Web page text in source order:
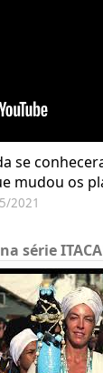
se
mudou os
2021
série